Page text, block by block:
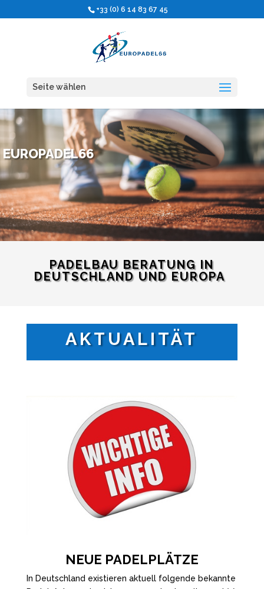
+33 (0) 6 14 83 67 45
Seite wählen
EUROPADEL66
PADELBAU BERATUNG IN
DEUTSCHLAND UND EUROPA
AKTUALITÄT
NEUE PADELPLÄTZE
In Deutschland existieren aktuell folgende bekannte